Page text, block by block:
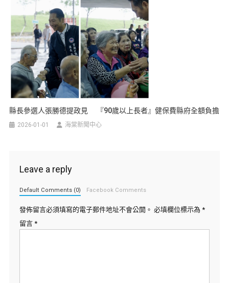
縣長參選人張勝德提政見 『90歲以上長者』健保費縣府全額負擔
2026-01-01 海棠新聞中心
Leave a reply
Default Comments (0) Facebook Comments
發佈留言必須填寫的電子郵件地址不會公開。 必填欄位標示為 *
留言 *